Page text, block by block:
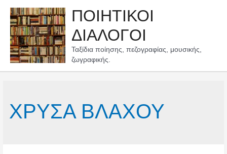
περιεχόμενο
ΠΟΙΗΤΙΚΟΙ
ΔΙΑΛΟΓΟΙ
Ταξίδια ποίησης, πεζογραφίας, μουσικής,
ζωγραφικής.
ΧΡΥΣΑ ΒΛΑΧΟΥ